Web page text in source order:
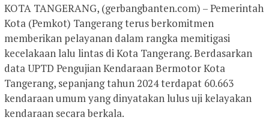
KOTA TANGERANG, (gerbangbanten.com) – Pemerintah
Kota (Pemkot) Tangerang terus berkomitmen
memberikan pelayanan dalam rangka memitigasi
kecelakaan lalu lintas di Kota Tangerang. Berdasarkan
data UPTD Pengujian Kendaraan Bermotor Kota
Tangerang, sepanjang tahun 2024 terdapat 60.663
kendaraan umum yang dinyatakan lulus uji kelayakan
kendaraan secara berkala.